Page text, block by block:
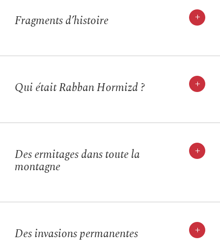
+
Fragments d’histoire
+
Qui était Rabban Hormizd ?
+
Des ermitages dans toute la
montagne
+
Des invasions permanentes